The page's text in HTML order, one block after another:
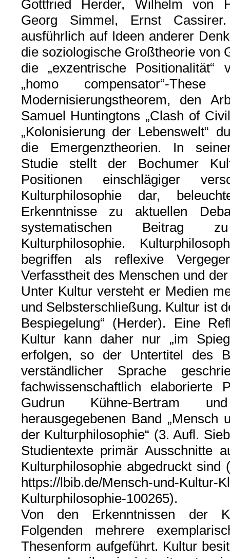
Gottfried Herder, Wilhelm von
Georg Simmel, Ernst
ausführlich auf Ideen anderer
die soziologische Großtheorie von
die „exzentrische
„homo compensator“-
Modernisierungstheorem, den
Samuel Huntingtons „Clash of
„Kolonisierung der Lebenswelt“
die Emergenztheorien. In
Studie stellt der Bochumer
Positionen einschlägiger
Kulturphilosophie dar,
Erkenntnisse zu aktuellen
systematischen Beitrag
Kulturphilosophie.
begriffen als reflexive
Verfasstheit des Menschen und
Unter Kultur versteht er Medien
und Selbsterschließung. Kultur ist
Bespiegelung“ (Herder). Eine
Kultur kann daher nur „im
erfolgen, so der Untertitel des
verständlicher Sprache
fachwissenschaftlich
Gudrun Kühne-Bertram
herausgegebenen Band „Mensch
der Kulturphilosophie“ (3. Aufl.
Studientexte primär Ausschnitte
Kulturphilosophie abgedruckt
https://lbib.de/Mensch-und-Kultur-
Kulturphilosophie-100265).
Von den Erkenntnissen der
Folgenden mehrere
Thesenform aufgeführt. Kultur